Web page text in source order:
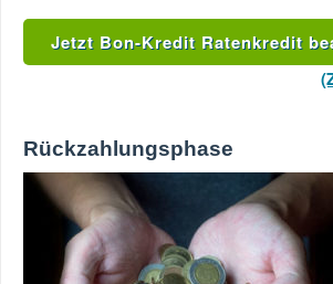
Jetzt Bon-Kredit Ratenkredit
Rückzahlungsphase